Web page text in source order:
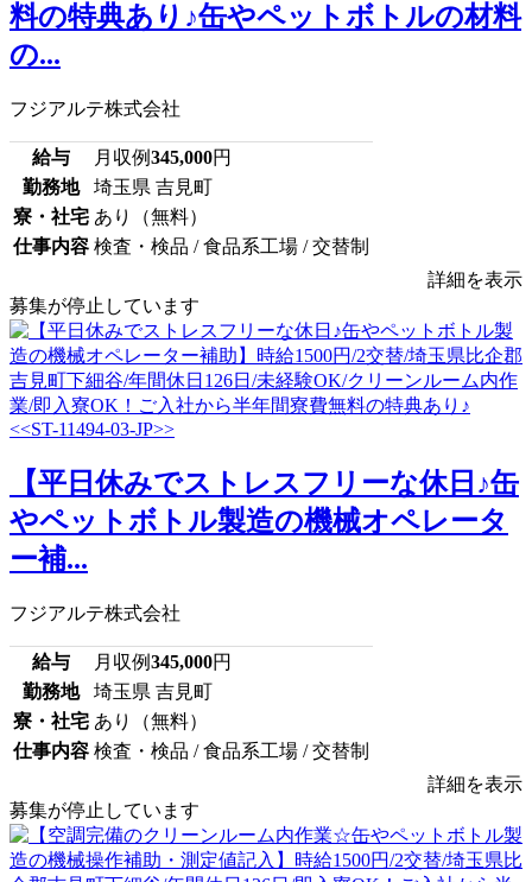
料の特典あり♪缶やペットボトルの材料
の...
フジアルテ株式会社
給与 月収例345,000円
勤務地
埼玉県 吉見町
寮・社宅 あり（無料）
仕事内容 検査・検品 / 食品系工場 / 交替制
詳細を表示
募集が停止しています
【平日休みでストレスフリーな休日♪缶
やペットボトル製造の機械オペレータ
ー補...
フジアルテ株式会社
給与 月収例345,000円
勤務地
埼玉県 吉見町
寮・社宅 あり（無料）
仕事内容 検査・検品 / 食品系工場 / 交替制
詳細を表示
募集が停止しています